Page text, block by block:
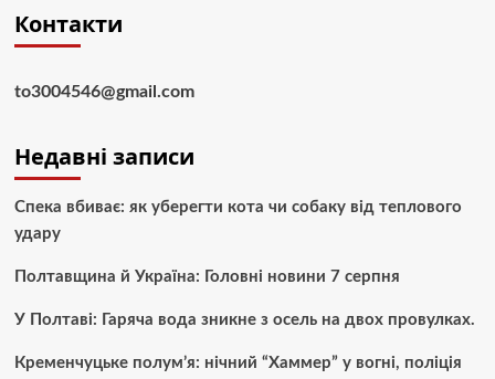
Контакти
to3004546@gmail.com
Недавні записи
Спека вбиває: як уберегти кота чи собаку від теплового
удару
Полтавщина й Україна: Головні новини 7 серпня
У Полтаві: Гаряча вода зникне з осель на двох провулках.
Кременчуцьке полум’я: нічний “Хаммер” у вогні, поліція